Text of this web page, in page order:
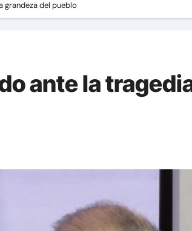
grandeza del pueblo
ante la